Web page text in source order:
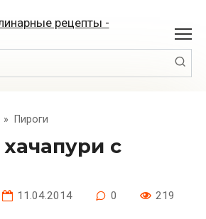
» Пироги
11.04.2014 0 219